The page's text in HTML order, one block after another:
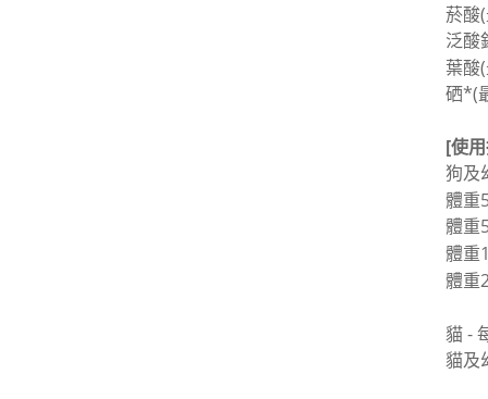
菸酸
泛酸
葉酸
硒*(
[使
狗及
體重
體重
體重
體重
貓 -
貓及